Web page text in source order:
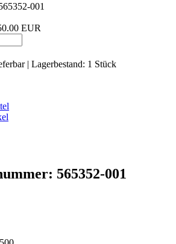
001
EUR
| Lagerbestand: 1 Stück
565352-001